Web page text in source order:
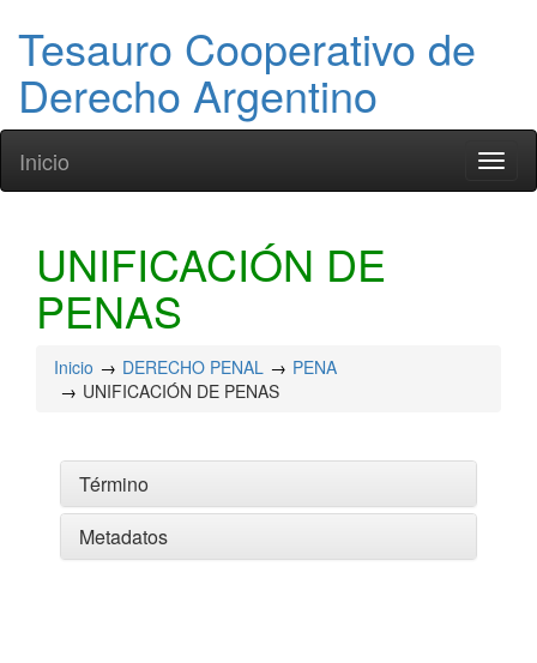
Tesauro Cooperativo de
Derecho Argentino
Inicio
UNIFICACIÓN DE
PENAS
Inicio DERECHO PENAL
PENA
UNIFICACIÓN DE PENAS
Término
Metadatos